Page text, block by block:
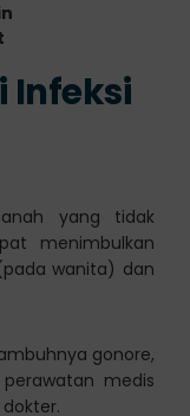
Infeksi
yang tidak
menimbulkan
wanita) dan
gonore,
medis